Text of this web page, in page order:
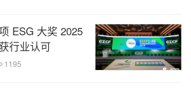
ESG 大奖 2025
行业认可
1195